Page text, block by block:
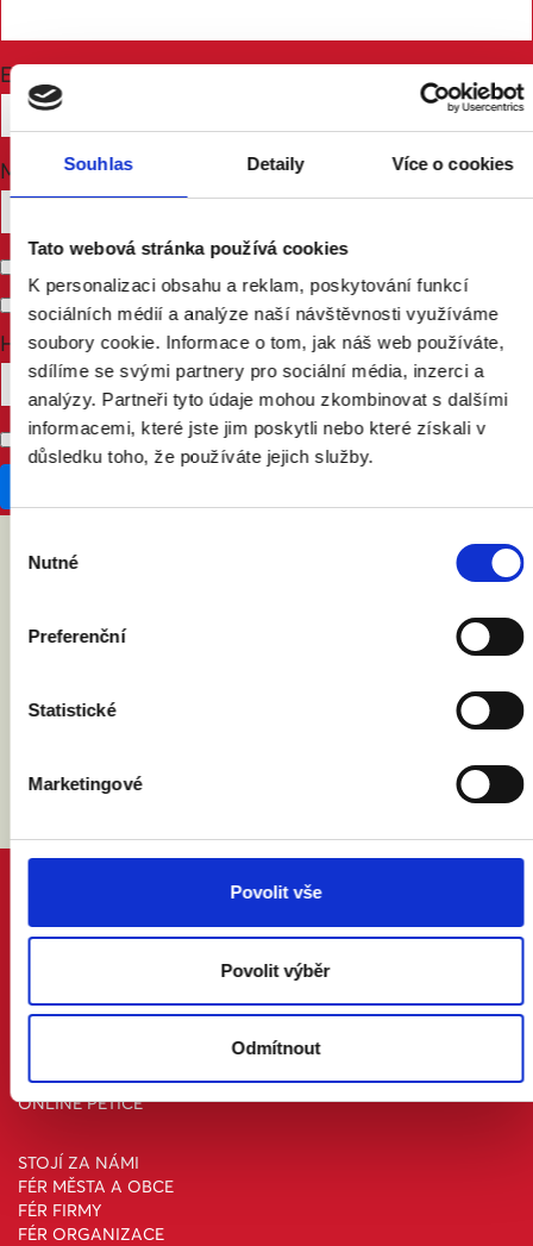
Souhlas Detaily Více o cookies
Tato webová stránka používá cookies
K personalizaci obsahu a reklam, poskytování funkcí
sociálních médií a analýze naší návštěvnosti využíváme
soubory cookie. Informace o tom, jak náš web používáte,
sdílíme se svými partnery pro sociální média, inzerci a
analýzy. Partneři tyto údaje mohou zkombinovat s dalšími
informacemi, které jste jim poskytli nebo které získali v
důsledku toho, že používáte jejich služby.
souhlasu
Nutné
Preferenční
Statistické
Marketingové
Povolit vše
Povolit výběr
Odmítnout
Email
Mobile phone (optional)
Send me text messages
How many other people are you bringing?
Don't publish my RSVP on the website
ABY VÁM O MANŽELSTVÍ NIC
DŮVODY A ODPOVĚDI
NÁZORY ODBORNÍKŮ A ODBORNIC
KONTAKT A MÉDIA
AKTUALITY
ONLINE PETICE
STOJÍ ZA NÁMI
FÉR MĚSTA A OBCE
FÉR FIRMY
FÉR ORGANIZACE